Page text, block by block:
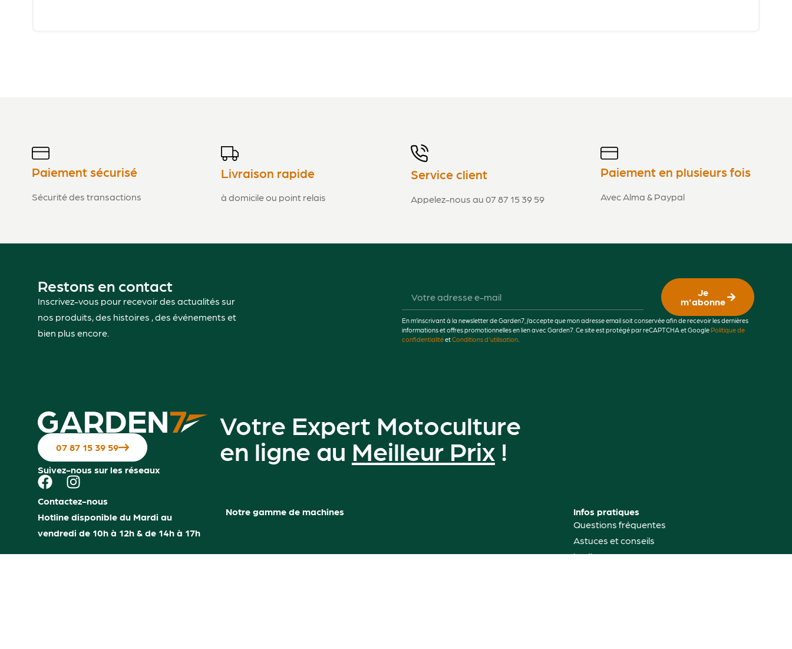
Paiement sécurisé
Sécurité des transactions
Livraison rapide
à domicile ou point relais
Service client
Appelez-nous au 07 87 15 39 59
Paiement en plusieurs fois
Avec Alma & Paypal
Restons en contact
Inscrivez-vous pour recevoir des actualités sur
nos produits, des histoires , des événements et
bien plus encore.
Je
m'abonne
En m’inscrivant à la newsletter de Garden7, j’accepte que mon adresse email soit conservée afin de recevoir les dernières
informations et offres promotionnelles en lien avec Garden7. Ce site est protégé par reCAPTCHA et GooglePolitique de
confidentialitéetConditions d'utilisation
07 87 15 39 59
Suivez-nous sur les réseaux
Contactez-nous
Hotline disponible du Mardi au
vendredi de 10h à 12h & de 14h à 17h
Votre Expert Motoculture
en ligne au Meilleur Prix!
Notre gamme de machines
Infos pratiques
Questions fréquentes
Astuces et conseils
jardinage